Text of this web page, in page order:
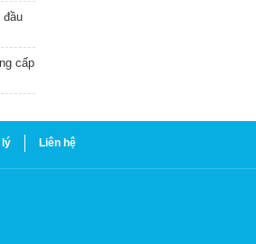
đầu
cấp
lý Liên hệ